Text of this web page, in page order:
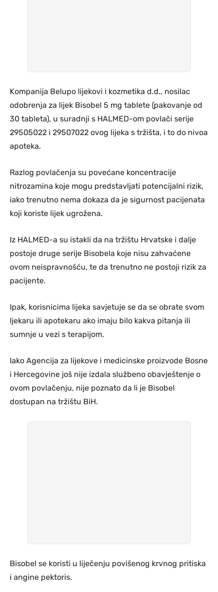
Kompanija Belupo lijekovi i kozmetika d.d., nosilac
odobrenja za lijek Bisobel 5 mg tablete (pakovanje od
30 tableta), u suradnji s HALMED-om povlači serije
29505022 i 29507022 ovog lijeka s tržišta, i to do nivoa
apoteka.
Razlog povlačenja su povećane koncentracije
nitrozamina koje mogu predstavljati potencijalni rizik,
iako trenutno nema dokaza da je sigurnost pacijenata
koji koriste lijek ugrožena.
Iz HALMED-a su istakli da na tržištu Hrvatske i dalje
postoje druge serije Bisobela koje nisu zahvaćene
ovom neispravnošću, te da trenutno ne postoji rizik za
pacijente.
Ipak, korisnicima lijeka savjetuje se da se obrate svom
ljekaru ili apotekaru ako imaju bilo kakva pitanja ili
sumnje u vezi s terapijom.
Iako Agencija za lijekove i medicinske proizvode Bosne
i Hercegovine još nije izdala službeno obavještenje o
ovom povlačenju, nije poznato da li je Bisobel
dostupan na tržištu BiH.
Bisobel se koristi u liječenju povišenog krvnog pritiska
i angine pektoris.